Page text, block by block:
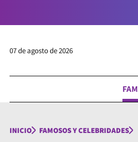
07 de agosto de 2026
INICIO FAMOSOS Y CELEBRIDADES